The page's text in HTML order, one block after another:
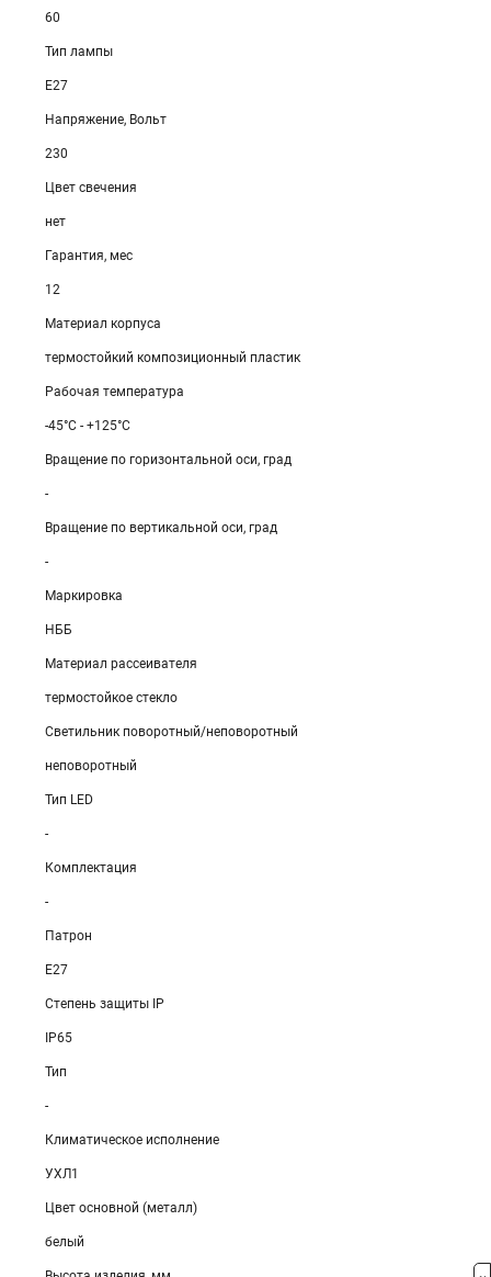
60
Тип лампы
E27
Напряжение, Вольт
230
Цвет свечения
нет
Гарантия, мес
12
Материал корпуса
термостойкий композиционный пластик
Рабочая температура
-45°C - +125°C
Вращение по горизонтальной оси, град
-
Вращение по вертикальной оси, град
-
Маркировка
НББ
Материал рассеивателя
термостойкое стекло
Светильник поворотный/неповоротный
неповоротный
Тип LED
-
Комплектация
-
Патрон
E27
Степень защиты IP
IP65
Тип
-
Климатическое исполнение
УХЛ1
Цвет основной (металл)
белый